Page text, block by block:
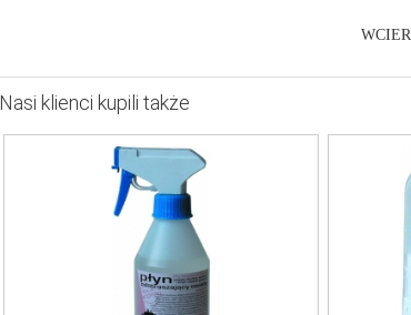
Nasi klienci kupili także